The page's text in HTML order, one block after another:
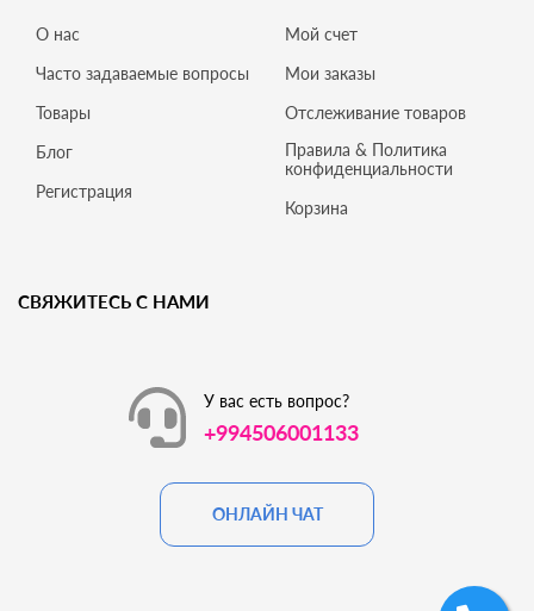
О нас
Часто задаваемые вопросы
Товары
Блог
Регистрация
Мой счет
Мои заказы
Отслеживание товаров
Правила & Политика
конфиденциальности
Корзина
СВЯЖИТЕСЬ С НАМИ
У вас есть вопрос?
+994506001133
ОНЛАЙН ЧАТ